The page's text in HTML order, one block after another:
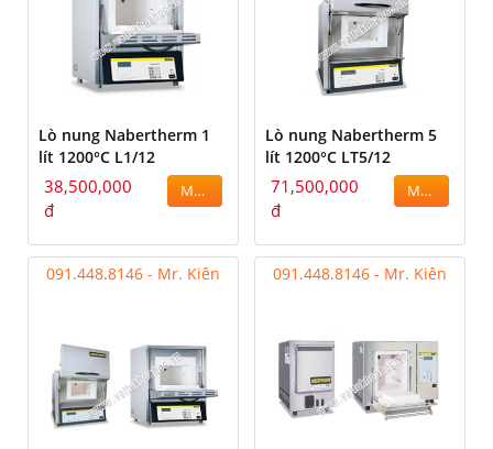
Lò nung Nabertherm 1
lít 1200°C L1/12
38,500,000
đ
MUA
Lò nung Nabertherm 5
lít 1200°C LT5/12
71,500,000
đ
MUA
091.448.8146 - Mr. Kiên 091.448.8146 - Mr. Kiên